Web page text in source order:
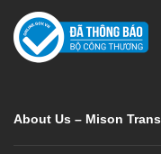
About Us – Mison Trans